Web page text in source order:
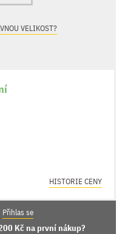
VELIKOST?
HISTORIE CENY
Přihlas se
Kč na první nákup?